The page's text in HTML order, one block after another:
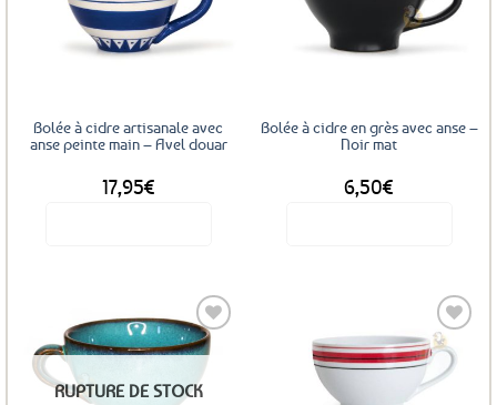
sur
Ajouter
aux
favoris
Bolée à cidre artisanale avec
anse peinte main – Avel douar
17,95€
Ajouter
aux
Bolée à cidre en grès avec anse –
Noir mat
6,50€
Ajouter
aux
RUPTURE DE STOCK
Ajouter